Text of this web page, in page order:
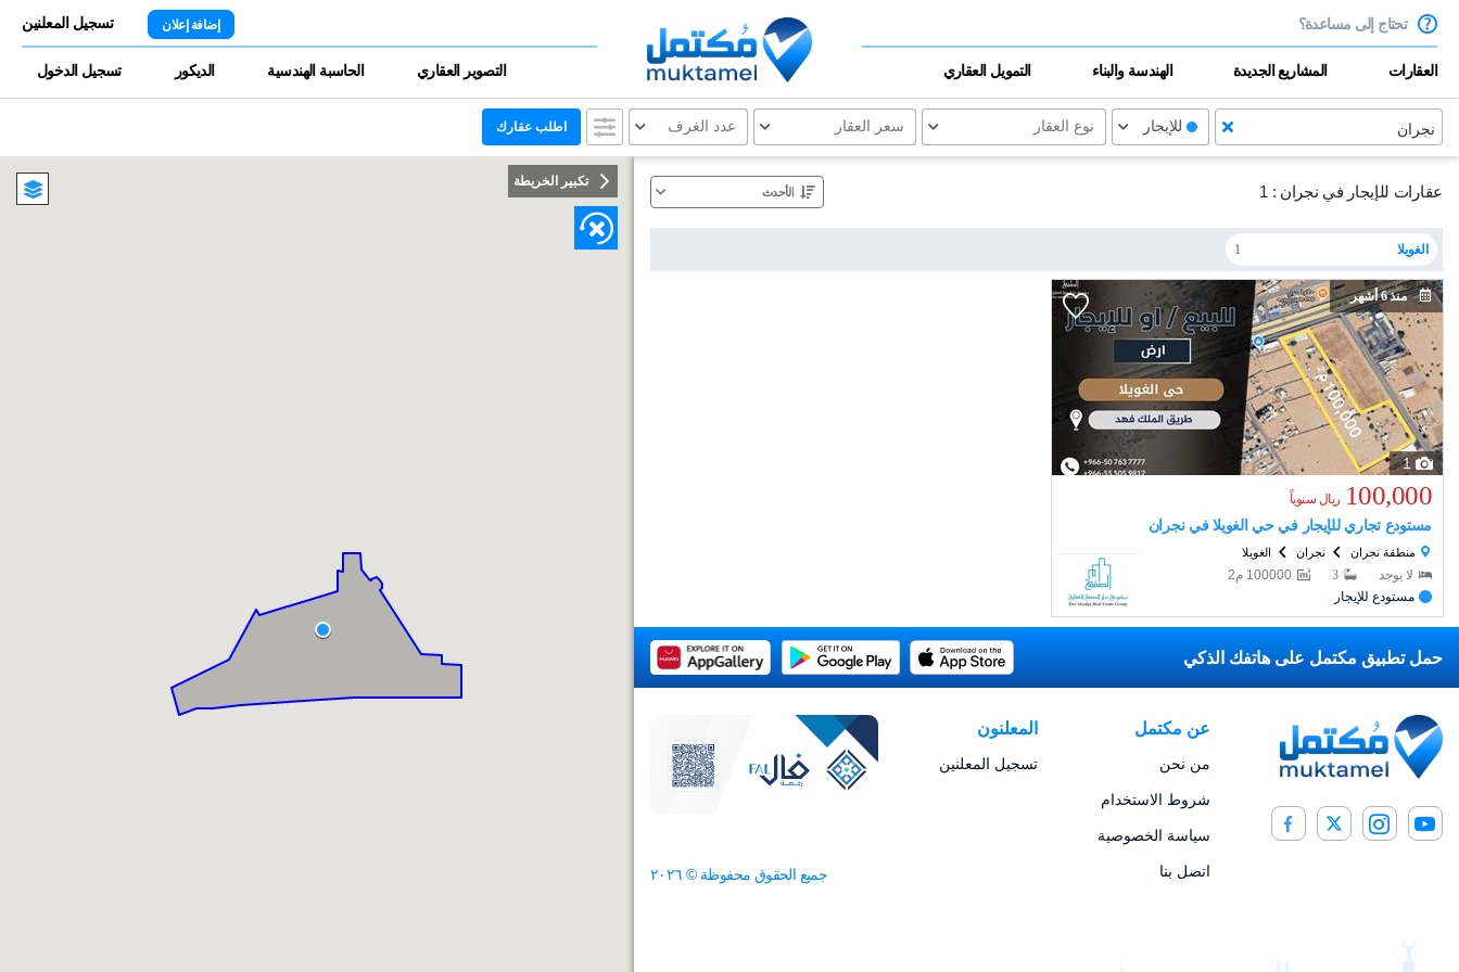
تحتاج إلى مساعدة؟ إضافة إعلان تسجيل المعلنين
العقارات المشاريع الجديدة الهندسة والبناء التمويل العقاري التصوير العقاري الحاسبة الهندسية الديكور تسجيل الدخول
نجران للإيجار نوع العقار سعر العقار عدد الغرف اطلب عقارك
عقارات للإيجار في نجران : 1
الغويلا 1
1
منذ 6 أشهر
مستودع تجاري للإيجار في حي الغويلا في نجران
منطقة نجران نجران الغويلا
100,000 ريال سنوياً
لا يوجد 3
100000 م2
مستودع للإيجار
حمل تطبيق مكتمل على هاتفك الذكي
عن مكتمل
من نحن
شروط الاستخدام
سياسة الخصوصية
اتصل بنا
المعلنون
تسجيل المعلنين
جميع الحقوق محفوظة © ٢٠٢٦
تكبير الخريطة